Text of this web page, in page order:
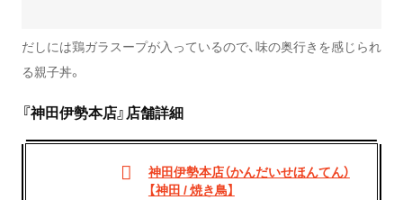
だしには鶏ガラスープが入っているので、味の奥行きを感じられ
る親子丼。
『神田伊勢本店』店舗詳細
神田伊勢本店（かんだいせほんてん）
【神田 / 焼き鳥】